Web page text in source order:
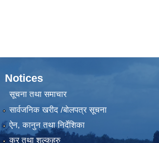
Notices
सूचना तथा समाचार
सार्वजनिक खरीद /बोलपत्र सूचना
ऐन, कानुन तथा निर्देशिका
कर तथा शुल्कहरु